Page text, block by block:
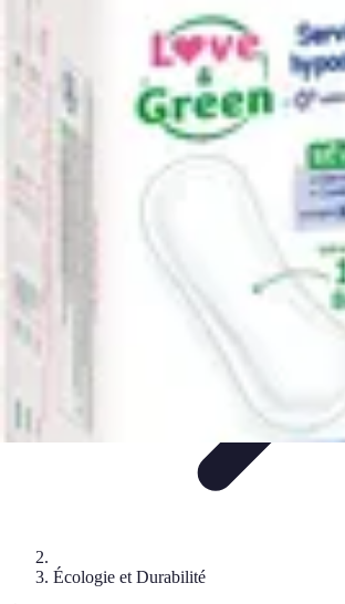
Rituels et discoursConseils
Traditions
Listes & Conseils
Services Mémoriaux
Écologie et Durabilité